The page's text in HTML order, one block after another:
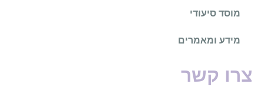
מוסד סיעודי
מידע ומאמרים
צרו קשר